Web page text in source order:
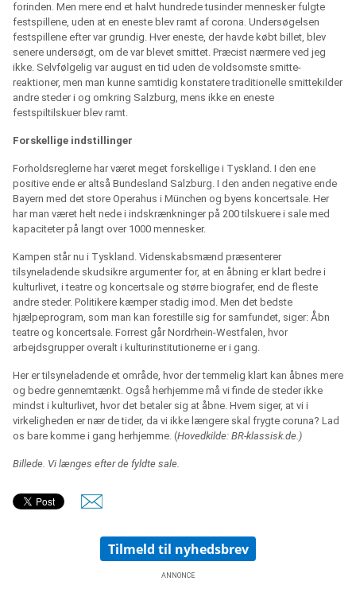
forinden. Men mere end et halvt hundrede tusinder mennesker fulgte
festspillene, uden at en eneste blev ramt af corona. Undersøgelsen
festspillene efter var grundig. Hver eneste, der havde købt billet, blev
senere undersøgt, om de var blevet smittet. Præcist nærmere ved jeg
ikke. Selvfølgelig var august en tid uden de voldsomste smitte-
reaktioner, men man kunne samtidig konstatere traditionelle smittekilder
andre steder i og omkring Salzburg, mens ikke en eneste
festspiltilskuer blev ramt.
Forskellige indstillinger
Forholdsreglerne har været meget forskellige i Tyskland. I den ene
positive ende er altså Bundesland Salzburg. I den anden negative ende
Bayern med det store Operahus i München og byens koncertsale. Her
har man været helt nede i indskrænkninger på 200 tilskuere i sale med
kapaciteter på langt over 1000 mennesker.
Kampen står nu i Tyskland. Videnskabsmænd præsenterer
tilsyneladende skudsikre argumenter for, at en åbning er klart bedre i
kulturlivet, i teatre og koncertsale og større biografer, end de fleste
andre steder. Politikere kæmper stadig imod. Men det bedste
hjælpeprogram, som man kan forestille sig for samfundet, siger: Åbn
teatre og koncertsale. Forrest går Nordrhein-Westfalen, hvor
arbejdsgrupper overalt i kulturinstitutionerne er i gang.
Her er tilsyneladende et område, hvor der temmelig klart kan åbnes mere
og bedre gennemtænkt. Også herhjemme må vi finde de steder ikke
mindst i kulturlivet, hvor det betaler sig at åbne. Hvem siger, at vi i
virkeligheden er nær de tider, da vi ikke længere skal frygte coruna? Lad
os bare komme i gang herhjemme. (Hovedkilde: BR-klassisk.de.)
Billede. Vi længes efter de fyldte sale.
Tilmeld til nyhedsbrev
ANNONCE